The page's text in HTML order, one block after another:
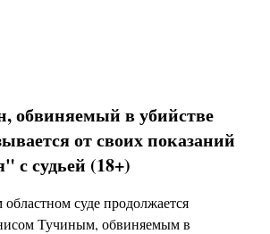
обвиняемый в убийстве
от своих показаний
с судьей (18+)
суде продолжается
Тучиным, обвиняемым в